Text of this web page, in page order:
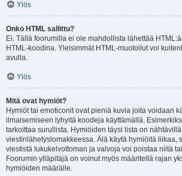
Ylös
Onko HTML sallittu?
Ei. Tällä foorumilla ei ole mahdollista lähettää
HTML-koodina. Yleisimmät HTML-muotoilut voi
avulla.
Ylös
Mitä ovat hymiöt?
Hymiöt tai emoticonit ovat pieniä kuvia joita voidaan
ilmaisemiseen lyhyitä koodeja käyttämällä.
tarkoittaa surullista. Hymiöiden täysi lista on nähtävillä
viestinlähetyslomakkeessa. Älä käytä hymiöitä liikaa,
viestistä lukukelvottoman ja valvoja voi poistaa niitä
Foorumin ylläpitäjä on voinut myös määritellä rajan
hymiöiden määrälle.